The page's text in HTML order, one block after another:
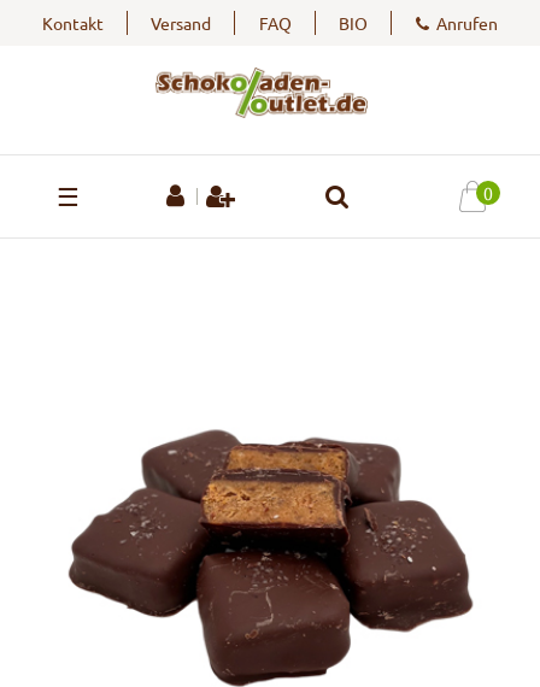
Kontakt Versand FAQ BIO Anrufen
☰ 0